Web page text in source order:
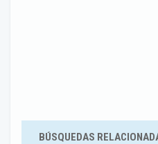
BÚSQUEDAS